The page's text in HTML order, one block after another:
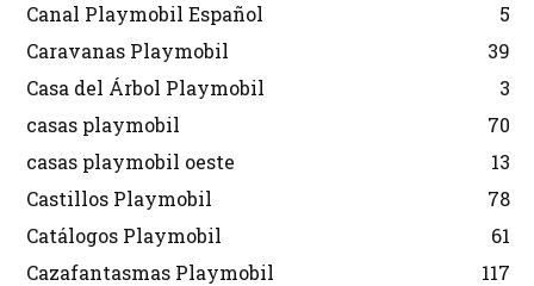
Canal Playmobil Español
5
Caravanas Playmobil
39
Casa del Árbol Playmobil
3
casas playmobil
70
casas playmobil oeste
13
Castillos Playmobil
78
Catálogos Playmobil
61
Cazafantasmas Playmobil
117